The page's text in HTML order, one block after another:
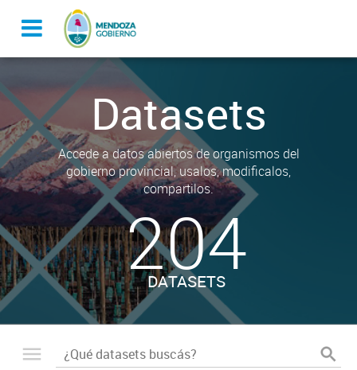
Datasets
Accede a datos abiertos de organismos del
gobierno provincial, usalos, modificalos,
compartilos.
204
DATASETS